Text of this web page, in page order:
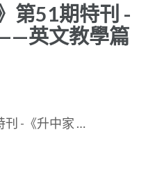
第51期特刊 -
英文教學篇
刊 -《升中家 …